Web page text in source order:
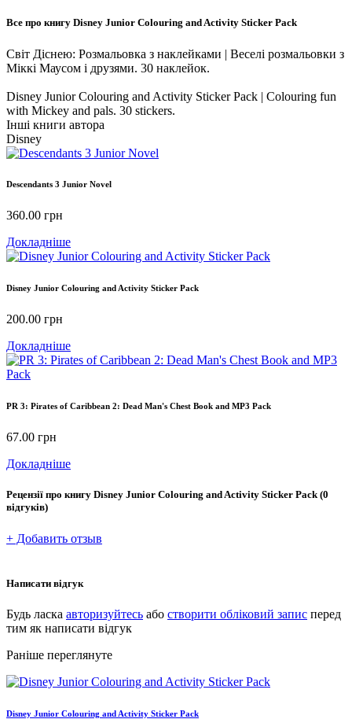
Все про книгу Disney Junior Colouring and Activity Sticker Pack
Світ Діснею: Розмальовка з наклейками | Веселі розмальовки з
Міккі Маусом і друзями. 30 наклейок.
Disney Junior Colouring and Activity Sticker Pack | Colouring fun
with Mickey and pals. 30 stickers.
Інші книги автора
Disney
Descendants 3 Junior Novel
360.00 грн
Докладніше
Disney Junior Colouring and Activity Sticker Pack
200.00 грн
Докладніше
PR 3: Pirates of Caribbean 2: Dead Man's Chest Book and MP3 Pack
67.00 грн
Докладніше
Рецензії про книгу Disney Junior Colouring and Activity Sticker Pack (0
відгуків)
+ Добавить отзыв
Написати відгук
Будь ласка авторизуйтесь або створити обліковий запис перед
тим як написати відгук
Раніше переглянуте
Disney Junior Colouring and Activity Sticker Pack